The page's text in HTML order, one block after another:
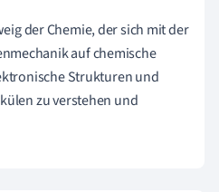
der Chemie, der sich mit der
auf chemische
Strukturen und
zu verstehen und